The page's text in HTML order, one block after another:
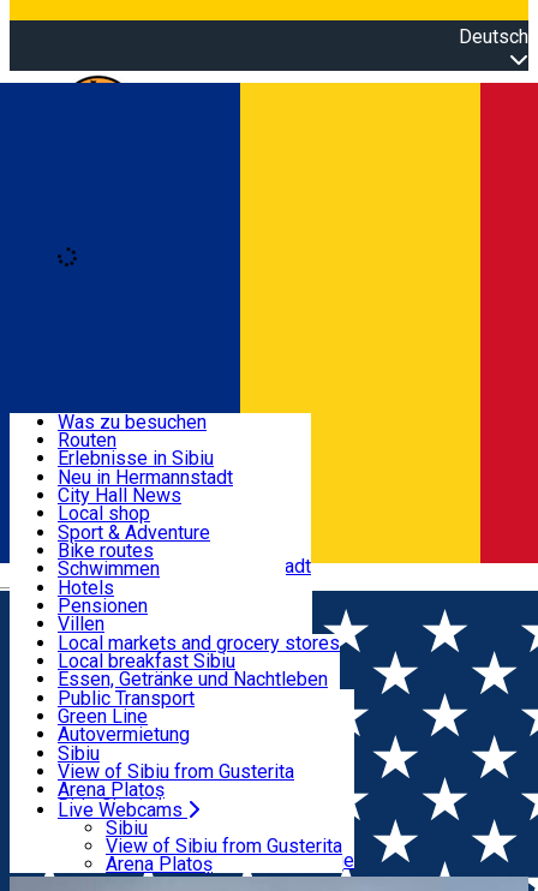
Deutsch
Română
Nützliche informationen
Aktivitäten & Abenteuer
Unterkunft
Essen, Getränke & Nachtleben
Transport & Parken
Live Webcams
Was zu besuchen
Routen
Erlebnisse in Sibiu
Podcast
Kultur
Museen
Kirchen
Parks, Zoo
Im Umkreis von Hermannstadt
Neu in Hermannstadt
City Hall News
Local shop
Sibiu Handwerker
Sibiul Verde
Public services
Bildung
Wie komme ich nach Sibiu?
Touristeninfo
Reiseführer
Guided tours
Local publication
Schönheitssalon
Sport & Adventure
Bike routes
Schwimmen
Reiten
Fitnessstudio
Loc de joacă indoor
Loc de joacă outdoor
Ski
Eislaufen
Yoga
Hotels
Pensionen
Villen
Hostels
Motels
Camping
Zimmer zu vermieten
Wohnungen
Unterkunft außerhalb von Sibiu
Local markets and grocery stores
Local breakfast Sibiu
Essen, Getränke und Nachtleben
Pizza
Fast Food
Kaffeestube
Konditorei
Pub, Bar
Nachtclubs
Bäckerei
Public Transport
Green Line
Autovermietung
Fahrad verleih
Scooter rentals
Taxi
Ride Sharing
Park-Tickets
Parkplätze
Ladestationen für Elektrofahrzeuge
Sibiu
View of Sibiu from Gusterita
Arena Platoș
Live Webcams
Sibiu
View of Sibiu from Gusterita
Arena Platoș
Home Unterkunft außerhalb von Sibiu
Pensiunea RARA
PĂLTINIȘ